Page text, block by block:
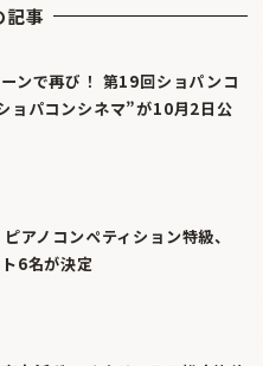
記事
ンで再び！ 第19回ショパンコ
ョパコンシネマ”が10月2日公
アノコンペティション特級、
6名が決定